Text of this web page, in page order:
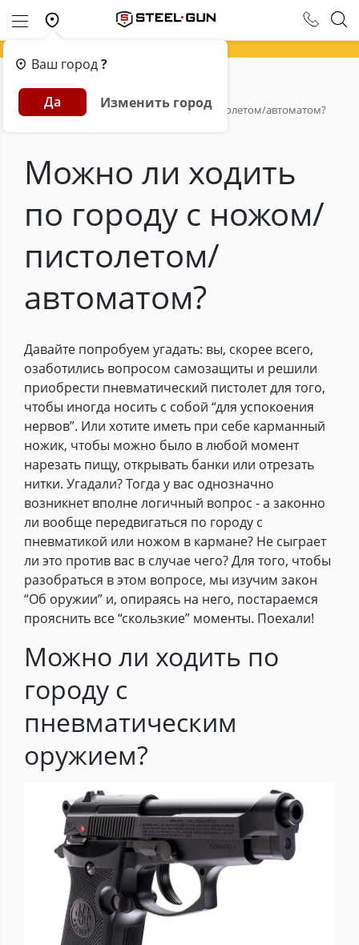
Ваш город?
Да Изменить город
Главная
Обзоры
Можно ли ходить по городу с ножом/пистолетом/автоматом?
Можно ли ходить
по городу с ножом/
пистолетом/
автоматом?
Давайте попробуем угадать: вы, скорее всего,
озаботились вопросом самозащиты и решили
приобрести пневматический пистолет для того,
чтобы иногда носить с собой “для успокоения
нервов”. Или хотите иметь при себе карманный
ножик, чтобы можно было в любой момент
нарезать пищу, открывать банки или отрезать
нитки. Угадали? Тогда у вас однозначно
возникнет вполне логичный вопрос - а законно
ли вообще передвигаться по городу с
пневматикой или ножом в кармане? Не сыграет
ли это против вас в случае чего? Для того, чтобы
разобраться в этом вопросе, мы изучим закон
“Об оружии” и, опираясь на него, постараемся
прояснить все “скользкие” моменты. Поехали!
Можно ли ходить по
городу с
пневматическим
оружием?